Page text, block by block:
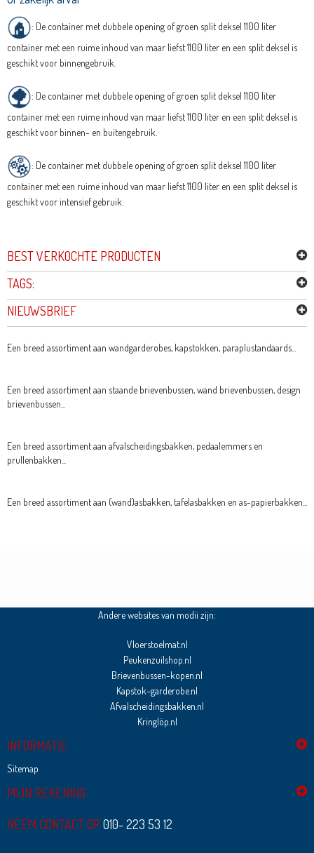
: De container met dubbele opening of groen split deksel 1100 liter
container met een ruime inhoud van maar liefst 1100 liter en een split deksel is
geschikt voor binnengebruik.
: De container met dubbele opening of groen split deksel 1100 liter
container met een ruime inhoud van maar liefst 1100 liter en een split deksel is
geschikt voor binnen- en buitengebruik.
: De container met dubbele opening of groen split deksel 1100 liter
container met een ruime inhoud van maar liefst 1100 liter en een split deksel is
geschikt voor intensief gebruik.
BEST VERKOCHTE PRODUCTEN
TAGS:
NIEUWSBRIEF
Een breed assortiment aan wandgarderobes, kapstokken, paraplustandaards...
Een breed assortiment aan staande brievenbussen, wand brievenbussen, design
brievenbussen...
Een breed assortiment aan afvalscheidingsbakken, pedaalemmers en
prullenbakken...
Een breed assortiment aan (wand)asbakken, tafelasbakken en as-papierbakken...
Andere websites van modii zijn:
Vloerstoelmat.nl
Peukenzuilshop.nl
Brievenbussen-kopen.nl
Kapstok-garderobe.nl
Afvalscheidingsbakken.nl
Kringlöp.nl
INFORMATIE
Sitemap
MIJN REKENING
NEEM CONTACT OP 010- 223 53 12